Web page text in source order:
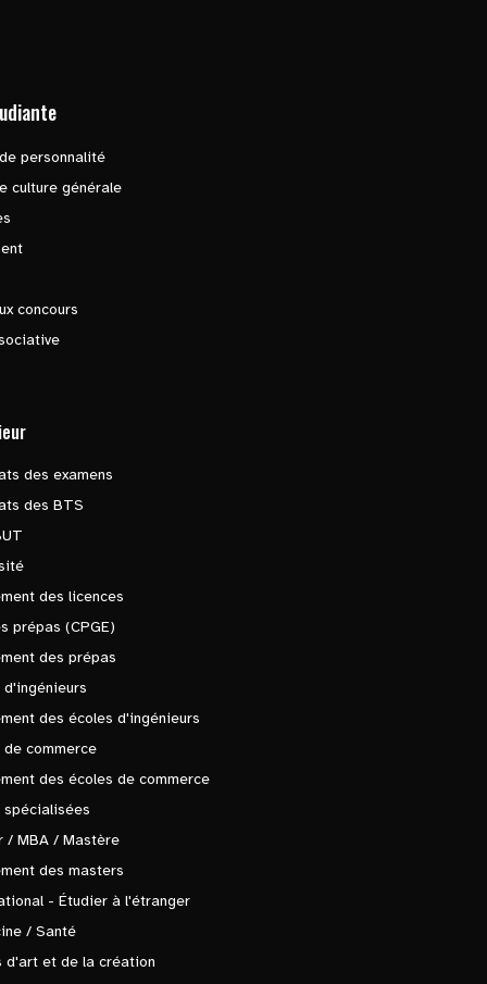
personnalité
culture générale
concours
des examens
des BTS
des licences
prépas (CPGE)
des prépas
d'ingénieurs
des écoles d'ingénieurs
de commerce
des écoles de commerce
spécialisées
/ MBA / Mastère
des masters
- Étudier à l'étranger
/ Santé
d'art et de la création